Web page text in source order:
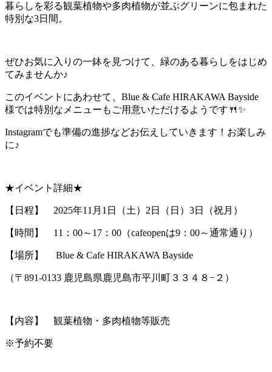
暮らしを彩る観葉植物や多肉植物が並ぶグリーンに包まれた
特別な3日間。
ぜひお気に入りの一鉢を見つけて、緑のある暮らしをはじめ
てみませんか♪
このイベントにあわせて、Blue & Cafe HIRAKAWA Bayside
様では特別なメニューもご用意いただけるようです🍴✨
Instagramでも準備の進捗などお伝えしていきます！お楽しみ
に♪
★イベント詳細★
【日程】 2025年11月1日（土）2日（日）3日（祝月）
【時間】 11：00～17：00（cafeopenは9：00～通常通り）
【場所】 Blue & Cafe HIRAKAWA Bayside
（〒891-0133 鹿児島県鹿児島市平川町３３４８−２）
【内容】 観葉植物・多肉植物等販売
※予約不要